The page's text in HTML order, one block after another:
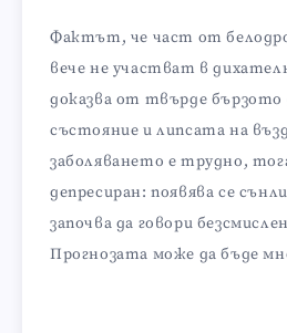
Фактът, че част от
вече не участват в
доказва от твърде бързото
състояние и липсата на
заболяването е трудно,
депресиран: появява се
започва да говори
Прогнозата може да бъде